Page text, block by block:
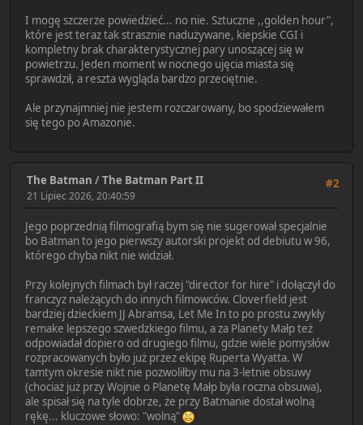
I mogę szczerze powiedzieć... no nie. Sztuczne ,,golden hour",
które jest teraz tak strasznie nadużywane, kiepskie CGI i
kompletny brak charakterystycznej pary unoszącej się w
powietrzu. Jeden moment w nocnego ujęcia miasta się
sprawdził, a reszta wygląda bardzo przeciętnie.
Ale przynajmniej nie jestem rozczarowany, bo spodziewałem
się tego po Amazonie.
#2
The Batman /The Batman Part II
21 Lipiec 2026, 20:40:59
Jego poprzednią filmografią bym się nie sugerował specjalnie
bo Batman to jego pierwszy autorski projekt od debiutu w 96,
którego chyba nikt nie widział.
Przy kolejnych filmach był raczej "director for hire" i dołączył do
franczyz należących do innych filmowców. Cloverfield jest
bardziej dzieckiem JJ Abramsa, Let Me In to po prostu zwykły
remake lepszego szwedzkiego filmu, a za Planety Małp też
odpowiadał dopiero od drugiego filmu, gdzie wiele pomysłów
rozpracowanych było już przez ekipę Ruperta Wyatta. W
tamtym okresie nikt nie pozwoliłby mu na 3-letnie obsuwy
(chociaż już przy Wojnie o Planetę Małp była roczna obsuwa),
ale spisał się na tyle dobrze, że przy Batmanie dostał wolną
rękę... kluczowe słowo: "wolną"